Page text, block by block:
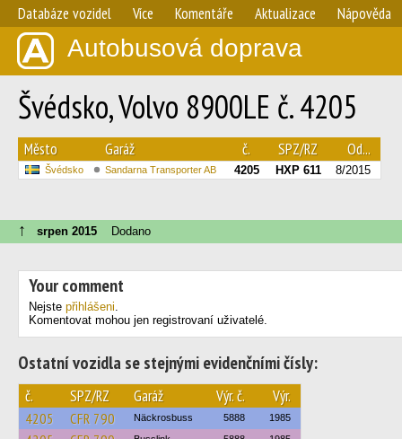
Databáze vozidel Více Komentáře Aktualizace Nápověda
Autobusová doprava
Švédsko, Volvo 8900LE č. 4205
Město Garáž č. SPZ/RZ Od...
Švédsko Sandarna Transporter AB 4205 HXP 611 8/2015
↑ srpen 2015 Dodano
Your comment
Nejste přihlášeni.
Komentovat mohou jen registrovaní uživatelé.
Ostatní vozidla se stejnými evidenčními čísly:
č. SPZ/RZ Garáž Výr. č. Výr.
4205 CFR 790 Näckrosbuss 5888 1985